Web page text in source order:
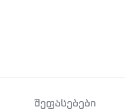
შეფასებები